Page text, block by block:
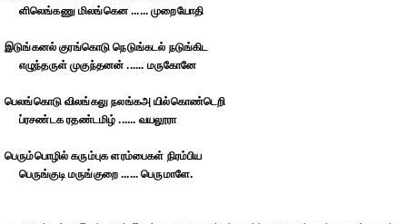
ளிலெங்கணு மிலங்கென ...... முறையோதி
இடுங்கனல் குரங்கொடு நெடுங்கடல் நடுங்கிட
எழுந்தருள் முகுந்தனன் ...... மருகோனே
பெலங்கொடு விலங்கலு நலங்கஅ யில்கொண்டெறி
ப்ரசண்டக ரதண்டமிழ் ...... வயலூரா
பெரும்பொழில் கரும்புக ளரம்பைகள் நிரம்பிய
பெருங்குடி மருங்குறை ...... பெருமாளே.